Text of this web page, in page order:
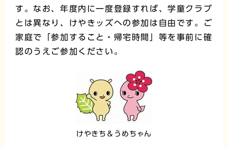
けやきち＆うめちゃん
す。なお、年度内に一度登録すれば、学童クラブ
とは異なり、けやきッズへの参加は自由です。ご
家庭で「参加すること・帰宅時間」等を事前に確
認のうえご参加ください。